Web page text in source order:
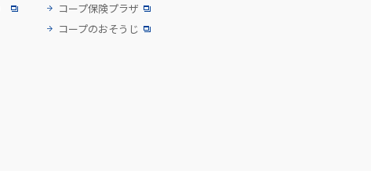
コープ保険プラザ
コープのおそうじ